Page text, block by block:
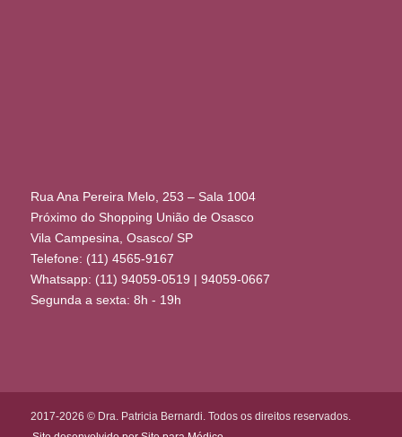
Rua Ana Pereira Melo, 253 – Sala 1004
Próximo do Shopping União de Osasco
Vila Campesina, Osasco/ SP
Telefone: (11) 4565-9167
Whatsapp: (11) 94059-0519 | 94059-0667
Segunda a sexta: 8h - 19h
2017-2026 © Dra. Patricia Bernardi. Todos os direitos reservados.